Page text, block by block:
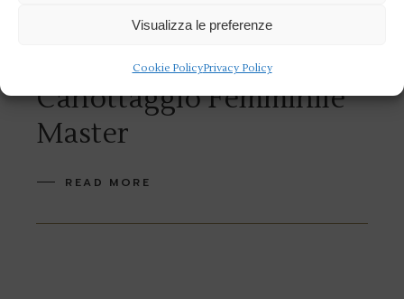
Visualizza le preferenze
Cookie PolicyPrivacy Policy
CANOTTAGGIO MASTER
IN EVIDENZA
Canottaggio Femminile
Master
READ MORE